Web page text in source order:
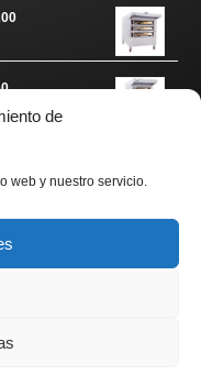
de
web y nuestro servicio.
Todos los